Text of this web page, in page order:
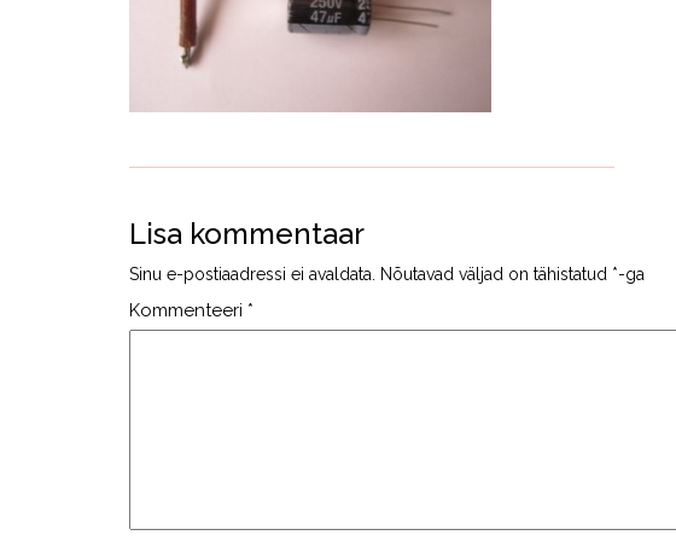
Lisa kommentaar
Sinu e-postiaadressi ei avaldata. Nõutavad väljad on tähistatud *-ga
Kommenteeri *